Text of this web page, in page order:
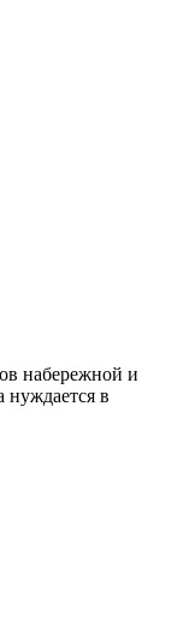
набережной и
нуждается в